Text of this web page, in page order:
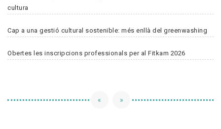
cultura
Cap a una gestió cultural sostenible: més enllà del greenwashing
Obertes les inscripcions professionals per al Fitkam 2026
« »